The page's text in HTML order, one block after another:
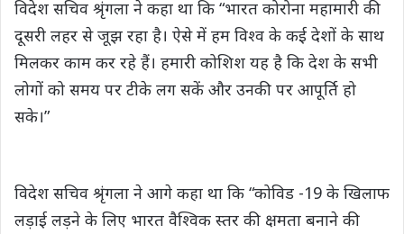
विदेश सचिव श्रृंगला ने कहा था कि “भारत कोरोना महामारी की
दूसरी लहर से जूझ रहा है। ऐसे में हम विश्व के कई देशों के साथ
मिलकर काम कर रहे हैं। हमारी कोशिश यह है कि देश के सभी
लोगों को समय पर टीके लग सकें और उनकी पर आपूर्ति हो
सके।”
विदेश सचिव श्रृंगला ने आगे कहा था कि “कोविड -19 के खिलाफ
लड़ाई लड़ने के लिए भारत वैश्विक स्तर की क्षमता बनाने की